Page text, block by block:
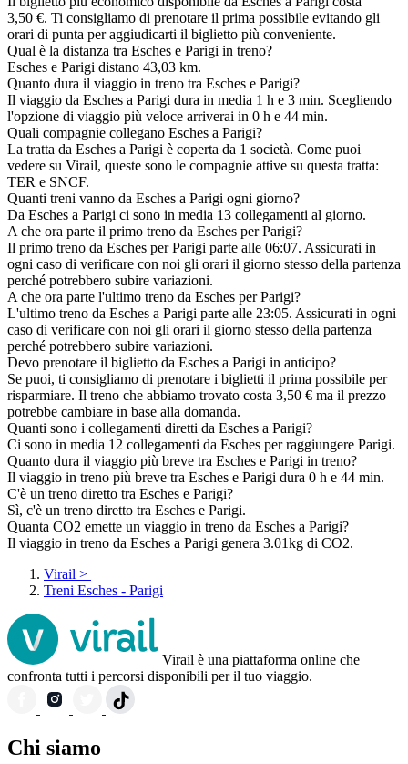
3,50 €. Ti consigliamo di prenotare il prima possibile evitando gli
orari di punta per aggiudicarti il biglietto più conveniente.
Qual è la distanza tra Esches e Parigi in treno?
Esches e Parigi distano 43,03 km.
Quanto dura il viaggio in treno tra Esches e Parigi?
Il viaggio da Esches a Parigi dura in media 1 h e 3 min. Scegliendo
l'opzione di viaggio più veloce arriverai in 0 h e 44 min.
Quali compagnie collegano Esches a Parigi?
La tratta da Esches a Parigi è coperta da 1 società. Come puoi
vedere su Virail, queste sono le compagnie attive su questa tratta:
TER e SNCF.
Quanti treni vanno da Esches a Parigi ogni giorno?
Da Esches a Parigi ci sono in media 13 collegamenti al giorno.
A che ora parte il primo treno da Esches per Parigi?
Il primo treno da Esches per Parigi parte alle 06:07. Assicurati in
ogni caso di verificare con noi gli orari il giorno stesso della partenza
perché potrebbero subire variazioni.
A che ora parte l'ultimo treno da Esches per Parigi?
L'ultimo treno da Esches a Parigi parte alle 23:05. Assicurati in ogni
caso di verificare con noi gli orari il giorno stesso della partenza
perché potrebbero subire variazioni.
Devo prenotare il biglietto da Esches a Parigi in anticipo?
Se puoi, ti consigliamo di prenotare i biglietti il prima possibile per
risparmiare. Il treno che abbiamo trovato costa 3,50 € ma il prezzo
potrebbe cambiare in base alla domanda.
Quanti sono i collegamenti diretti da Esches a Parigi?
Ci sono in media 12 collegamenti da Esches per raggiungere Parigi.
Quanto dura il viaggio più breve tra Esches e Parigi in treno?
Il viaggio in treno più breve tra Esches e Parigi dura 0 h e 44 min.
C'è un treno diretto tra Esches e Parigi?
Sì, c'è un treno diretto tra Esches e Parigi.
Quanta CO2 emette un viaggio in treno da Esches a Parigi?
Il viaggio in treno da Esches a Parigi genera 3.01kg di CO2.
Virail >
Treni Esches - Parigi
Virail è una piattaforma online che
confronta tutti i percorsi disponibili per il tuo viaggio.
Chi siamo